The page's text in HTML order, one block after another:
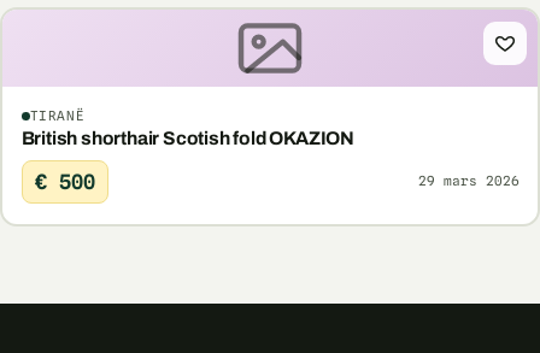
TIRANË
British shorthair Scotish fold OKAZION
€ 500 29 mars 2026